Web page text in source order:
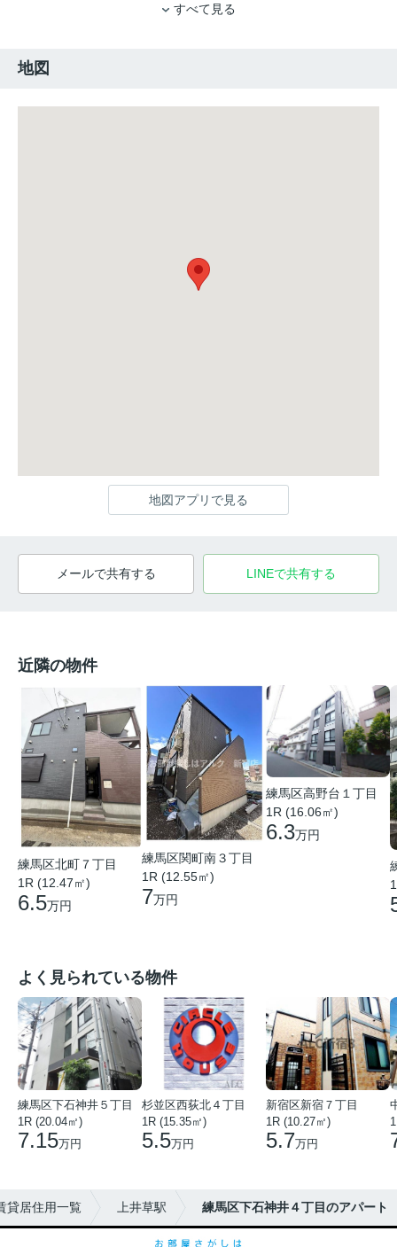
すべて見る
地図
地図アプリで見る
メールで共有する LINEで共有する
近隣の物件
練馬区北町７丁目
1R (12.47㎡)
6.5万円
練馬区関町南３丁目
1R (12.55㎡)
7万円
練馬区高野台１丁目
1R (16.06㎡)
6.3万円
よく見られている物件
練馬区下石神井５丁目
1R (20.04㎡)
7.15万円
杉並区西荻北４丁目
1R (15.35㎡)
5.5万円
新宿区新宿７丁目
1R (10.27㎡)
5.7万円
貸居住用一覧 上井草駅 練馬区下石神井４丁目のアパート